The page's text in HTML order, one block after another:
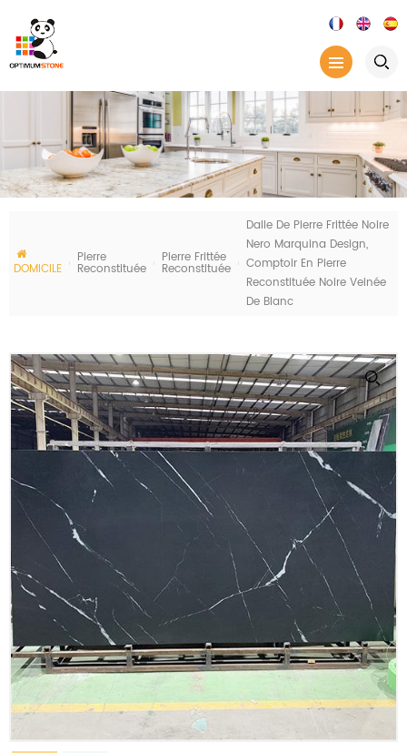
DOMICILE
Pierre
Reconstituée
Pierre Frittée
Reconstituée
Dalle De Pierre Frittée Noire
Nero Marquina Design,
Comptoir En Pierre
Reconstituée Noire Veinée
De Blanc